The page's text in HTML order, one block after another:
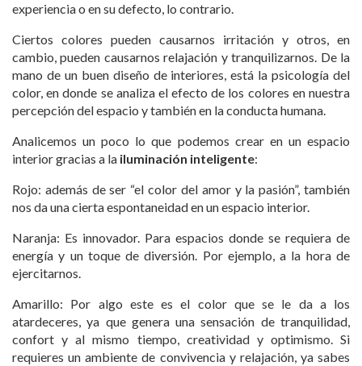
experiencia o en su defecto, lo contrario.
Ciertos colores pueden causarnos irritación y otros, en
cambio, pueden causarnos relajación y tranquilizarnos. De la
mano de un buen diseño de interiores, está la psicología del
color, en donde se analiza el efecto de los colores en nuestra
percepción del espacio y también en la conducta humana.
Analicemos un poco lo que podemos crear en un espacio
interior gracias a la iluminación inteligente:
Rojo: además de ser “el color del amor y la pasión”, también
nos da una cierta espontaneidad en un espacio interior.
Naranja: Es innovador. Para espacios donde se requiera de
energía y un toque de diversión. Por ejemplo, a la hora de
ejercitarnos.
Amarillo: Por algo este es el color que se le da a los
atardeceres, ya que genera una sensación de tranquilidad,
confort y al mismo tiempo, creatividad y optimismo. Si
requieres un ambiente de convivencia y relajación, ya sabes